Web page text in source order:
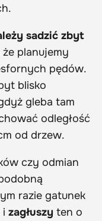
sadzić zbyt
planujemy
pędów.
blisko
gleba tam
odległość
od drzew.
czy odmian
razie gatunek
i zagłuszy ten o